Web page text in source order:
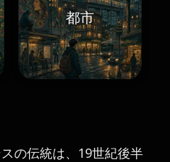
都市
の伝統は、19世紀後半